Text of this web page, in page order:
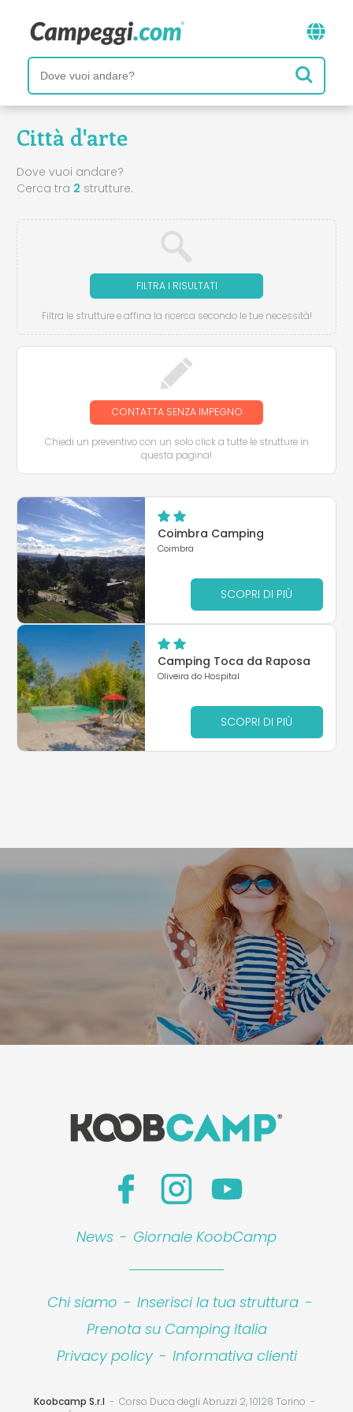
Città d'arte
Dove vuoi andare?
Cerca tra 2 strutture.
FILTRA I RISULTATI
Filtra le strutture e affina la ricerca secondo le tue necessità!
CONTATTA SENZA IMPEGNO
Chiedi un preventivo con un solo click a tutte le strutture in
questa pagina!
Coimbra Camping
Coimbra
SCOPRI DI PIÙ
Camping Toca da Raposa
Oliveira do Hospital
SCOPRI DI PIÙ
News - Giornale KoobCamp
Chi siamo - Inserisci la tua struttura -
Prenota su Camping Italia
Privacy policy - Informativa clienti
Koobcamp S.r.l
Corso Duca degli Abruzzi 2, 10128 Torino